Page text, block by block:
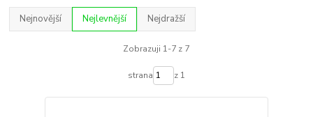
Nejnovější Nejlevnější Nejdražší
Zobrazuji 1-7 z 7
strana z 1